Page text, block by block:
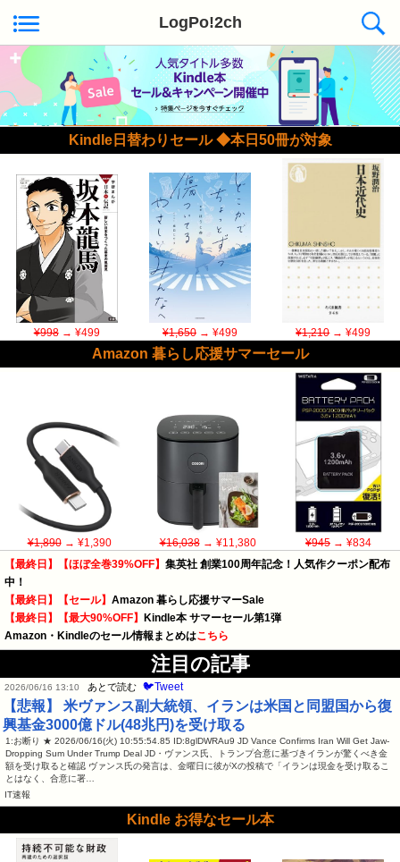
LogPo!2ch
Kindle日替わりセール ◆本日50冊が対象
¥998→ ¥499 ¥1,650→ ¥499 ¥1,210→ ¥499
Amazon 暮らし応援サマーセール
¥1,890→ ¥1,390 ¥16,038→ ¥11,380 ¥945 → ¥834
【最終日】【ほぼ全巻39%OFF】 集英社 創業100周年記念！人気作クーポン配布
中！
【最終日】【セール】 Amazon 暮らし応援サマーSale
【最終日】【最大90%OFF】
Kindle本 サマーセール第1弾
Amazon・Kindleのセール情報まとめはこちら
注目の記事
2026/06/16 13:10 あとで読む 🐦Tweet
【悲報】 米ヴァンス副大統領、イランは米国と同盟国から復
興基金3000億ドル(48兆円)を受け取る
1:お断り ★ 2026/06/16(火) 10:55:54.85 ID:8glDWRAu9 JD Vance Confirms Iran Will Get Jaw-
Dropping Sum Under Trump Deal JD・ヴァンス氏、トランプ合意に基づきイランが驚くべき金
額を受け取ると確認 ヴァンス氏の発言は、金曜日に彼がXの投稿で「イランは現金を受け取るこ
とはなく、合意に署…
IT速報
Kindle お得なセール本